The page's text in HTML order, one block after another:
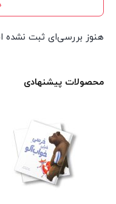
هنوز بررسی‌ای ثبت
محصولات پیشنهادی